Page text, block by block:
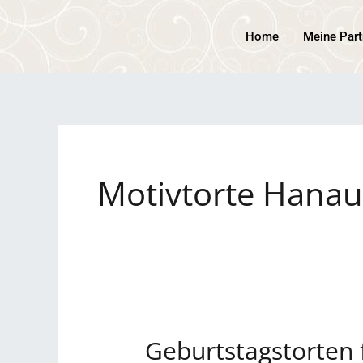
Home Meine
Motivtorte Hanau
Geburtstagstorten
Geburtstagstorten